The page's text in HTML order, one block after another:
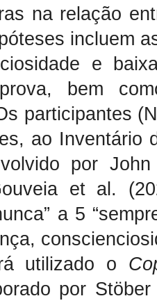
na relação
incluem
e
bem
participantes
ao Inventário
por
et al.
a 5
utilizado o
por